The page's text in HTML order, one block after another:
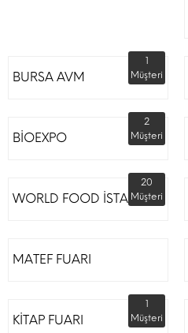
BURSA AVM
1
Müşteri
BİOEXPO
2
Müşteri
WORLD FOOD İSTANBUL
20
Müşteri
MATEF FUARI
KİTAP FUARI
1
Müşteri